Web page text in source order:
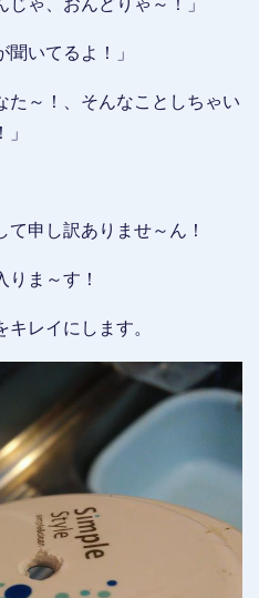
いてるよ！」
～！、そんなことしちゃい
申し訳ありませ～ん！
ま～す！
レイにします。